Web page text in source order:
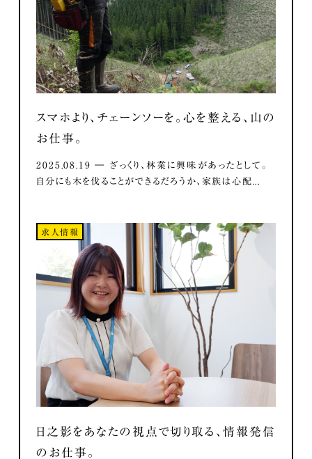
スマホより、チェーンソーを。心を整える、山の
お仕事。
2025.08.19 ― ざっくり、林業に興味があったとして。
自分にも木を伐ることができるだろうか、家族は心配...
求人情報
日之影をあなたの視点で切り取る、情報発信
のお仕事。